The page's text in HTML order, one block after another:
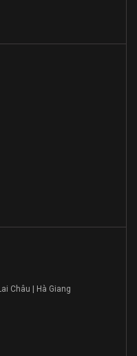
Châu | Hà Giang